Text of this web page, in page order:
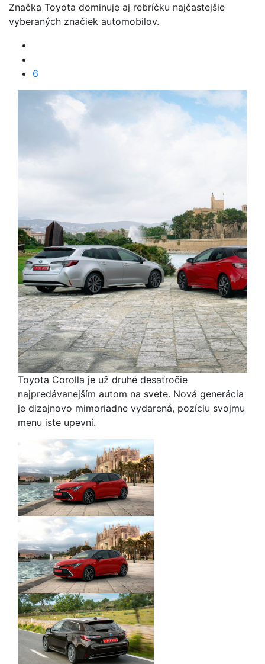
Značka Toyota dominuje aj rebríčku najčastejšie
vyberaných značiek automobilov.
6
Toyota Corolla je už druhé desaťročie
najpredávanejším autom na svete. Nová generácia
je dizajnovo mimoriadne vydarená, pozíciu svojmu
menu iste upevní.